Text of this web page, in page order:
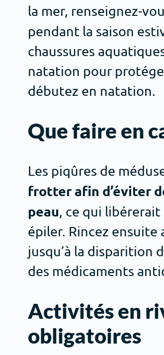
la mer, renseignez-
pendant la saison
chaussures
natation pour
débutez en natation.
Que faire en
Les piqûres de
frotter afin d’éviter
peau, ce qui
épiler. Rincez ensuite
jusqu’à la disparition
des médicaments
Activités en
obligatoires